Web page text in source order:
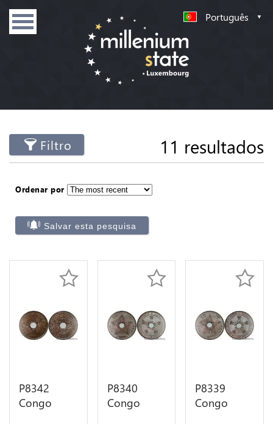
Português
Filtro 11 resultados
Ordenar por
Salvar esta pesquisa
P8342
Congo
P8340
Congo
P8339
Congo